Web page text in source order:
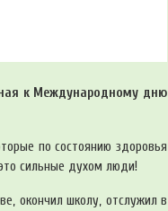
к Международному дню
по состоянию здоровья
сильные духом люди!
окончил школу, отслужил в